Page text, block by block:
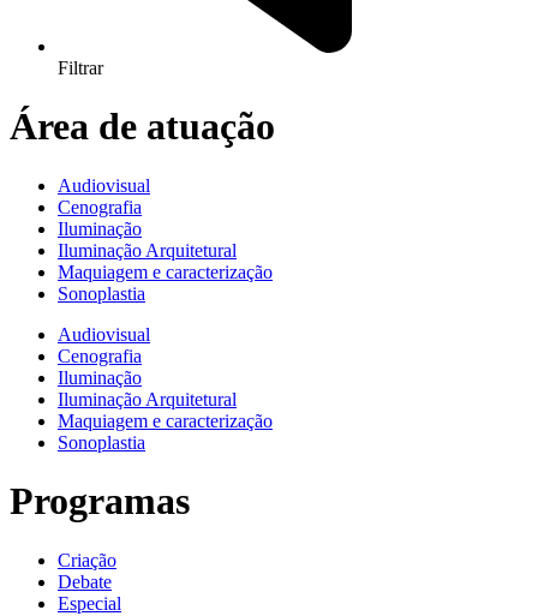
Filtrar
Área de atuação
Audiovisual
Cenografia
Iluminação
Iluminação Arquitetural
Maquiagem e caracterização
Sonoplastia
Audiovisual
Cenografia
Iluminação
Iluminação Arquitetural
Maquiagem e caracterização
Sonoplastia
Programas
Criação
Debate
Especial